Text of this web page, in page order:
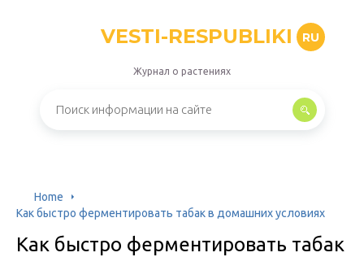
VESTI-RESPUBLIKI RU
Журнал о растениях
Home
Как быстро ферментировать табак в домашних условиях
Как быстро ферментировать табак